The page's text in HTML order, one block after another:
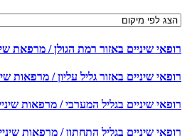
רופאי שיניים באזור רמת הגולן / מרפאת
רופאי שיניים באזור גליל עליון / מרפאות
רופאי שיניים בגליל המערבי / מרפאות
רופאי שיניים בגליל התחתון / מרפאות